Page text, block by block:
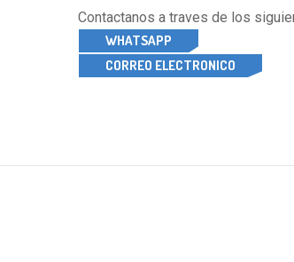
Contactanos a traves de los
WHATSAPP
CORREO ELECTRONICO